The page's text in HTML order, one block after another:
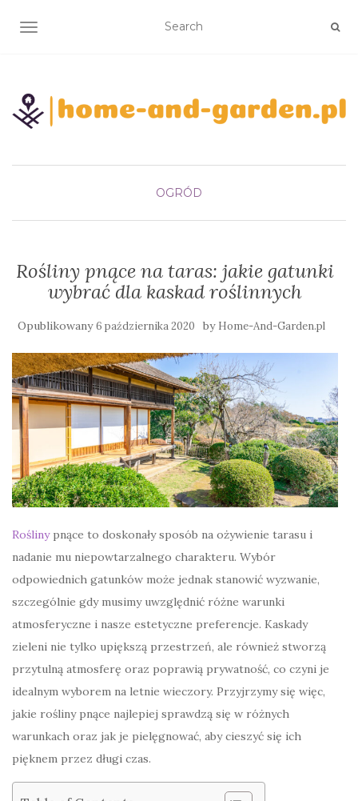
TOGGLE NAVIGATION
OGRÓD
Rośliny pnące na taras: jakie gatunki
wybrać dla kaskad roślinnych
Opublikowany6 października 2020 by Home-And-Garden.pl
Roślinypnące to doskonały sposób na ożywienie tarasu i
nadanie mu niepowtarzalnego charakteru. Wybór
odpowiednich gatunków może jednak stanowić wyzwanie,
szczególnie gdy musimy uwzględnić różne warunki
atmosferyczne i nasze estetyczne preferencje. Kaskady
zieleni nie tylko upiększą przestrzeń, ale również stworzą
przytulną atmosferę oraz poprawią prywatność, co czyni je
idealnym wyborem na letnie wieczory. Przyjrzymy się więc,
jakie rośliny pnące najlepiej sprawdzą się w różnych
warunkach oraz jak je pielęgnować, aby cieszyć się ich
pięknem przez długi czas.